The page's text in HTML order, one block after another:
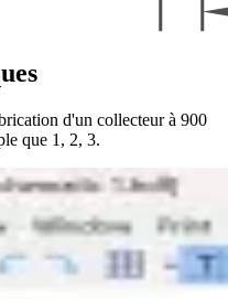
d'un collecteur à 900
que 1, 2, 3.